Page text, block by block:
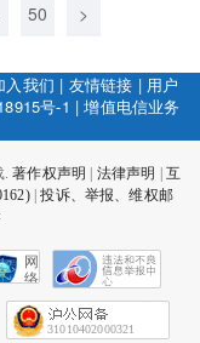
50 >
入我们 | 友情链接 | 用户
号-1 |增值电信业务
.著作权声明 法律声明
互
|投诉、举报、维权邮
网
络
会
征
31010402000321